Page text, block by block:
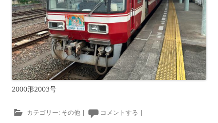
2000形2003号
カテゴリー: その他 | コメントする |